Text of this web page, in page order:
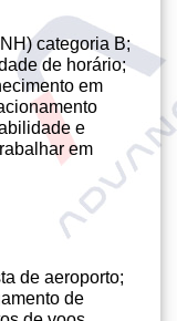
categoria B;
de horário;
em
e
em
de aeroporto;
de